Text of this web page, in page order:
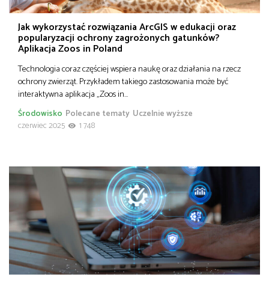
Jak wykorzystać rozwiązania ArcGIS w edukacji oraz
popularyzacji ochrony zagrożonych gatunków?
Aplikacja Zoos in Poland
Technologia coraz częściej wspiera naukę oraz działania na rzecz
ochrony zwierząt. Przykładem takiego zastosowania może być
interaktywna aplikacja „Zoos in…
Polecane tematy
Środowisko
Uczelnie wyższe
czerwiec 2025
1 748